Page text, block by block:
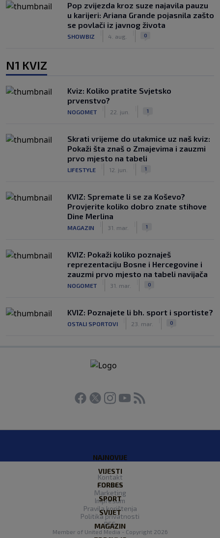
Pop zvijezda kroz suze najavila pauzu
u karijeri: Ariana Grande pojasnila zašto
se povlači iz javnog života
SHOWBIZ 4. aug. 0
N1 KVIZ
Kviz: Koliko pratite Svjetsko
prvenstvo?
NOGOMET 22. jun. 1
Skrati vrijeme do utakmice uz naš kviz:
Pokaži šta znaš o Zmajevima i zauzmi
prvo mjesto na tabeli
LIFESTYLE 12. jun. 1
KVIZ: Spremate li se za Koševo?
Provjerite koliko dobro znate stihove
Dine Merlina
MAGAZIN 31. mar. 1
KVIZ: Pokaži koliko poznaješ
reprezentaciju Bosne i Hercegovine i
zauzmi prvo mjesto na tabeli navijača
NOGOMET 31. mar. 0
KVIZ: Poznajete li bh. sport i sportiste?
OSTALI SPORTOVI 23. mar. 0
NAJNOVIJE
VIJESTI
FORBES
SPORT
SVIJET
MAGAZIN
Kontakt
O nama
Marketing
Impresum
Pravila korištenja
Politika privatnosti
RSS
Member of United Media - Copyright 2026